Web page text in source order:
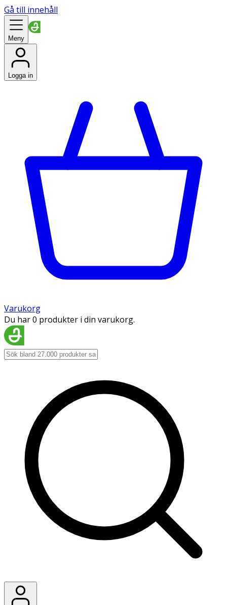
Gå till innehåll
Meny
Logga in
Varukorg
Du har 0 produkter i din varukorg.